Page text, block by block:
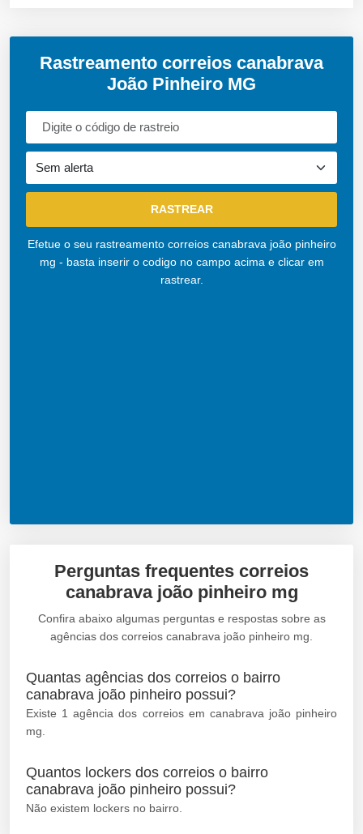
Rastreamento correios canabrava
João Pinheiro MG
Efetue o seu rastreamento correios canabrava joão pinheiro
mg - basta inserir o codigo no campo acima e clicar em
rastrear.
Perguntas frequentes correios
canabrava joão pinheiro mg
Confira abaixo algumas perguntas e respostas sobre as
agências dos correios canabrava joão pinheiro mg.
Quantas agências dos correios o bairro
canabrava joão pinheiro possui?
Existe 1 agência dos correios em canabrava joão pinheiro
mg.
Quantos lockers dos correios o bairro
canabrava joão pinheiro possui?
Não existem lockers no bairro.